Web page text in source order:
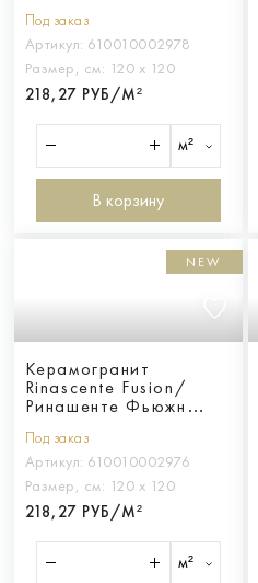
Под заказ
Артикул: 610010002978
Размер, см: 120 х 120
218,27 РУБ/М²
м²
В корзину
NEW
Керамогранит
Rinascente Fusion/
Ринашенте Фьюжн
Под заказ
Артикул: 610010002976
Размер, см: 120 х 120
218,27 РУБ/М²
м²